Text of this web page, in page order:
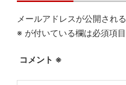
メールアドレスが公開され
※ が付いている欄は必須項
コメント ※